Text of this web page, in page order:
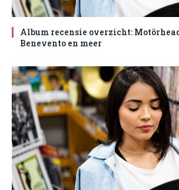
Album recensie overzicht:
Benevento en meer